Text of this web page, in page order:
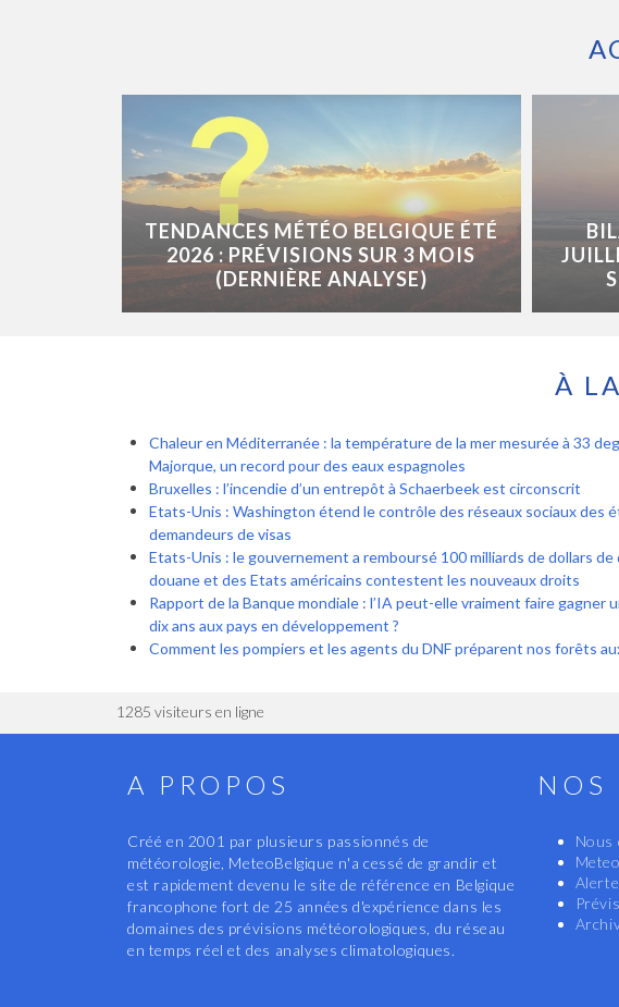
TENDANCES MÉTÉO BELGIQUE ÉTÉ
2026 : PRÉVISIONS SUR 3 MOIS
(DERNIÈRE ANALYSE)
À
Chaleur en Méditerranée : la température de la mer mesurée à 33
Majorque, un record pour des eaux espagnoles
Bruxelles : l’incendie d’un entrepôt à Schaerbeek est circonscrit
Etats-Unis : Washington étend le contrôle des réseaux sociaux des
demandeurs de visas
Etats-Unis : le gouvernement a remboursé 100 milliards de dollars
douane et des Etats américains contestent les nouveaux droits
Rapport de la Banque mondiale : l’IA peut-elle vraiment faire gagner
dix ans aux pays en développement ?
Comment les pompiers et les agents du DNF préparent nos
1285 visiteurs en ligne
A PROPOS
Créé en 2001 par plusieurs passionnés de
météorologie, MeteoBelgique n'a cessé de grandir et
est rapidement devenu le site de référence en Belgique
francophone fort de 25 années d'expérience dans les
domaines des prévisions météorologiques, du réseau
en temps réel et des analyses climatologiques.
NOS
Nous